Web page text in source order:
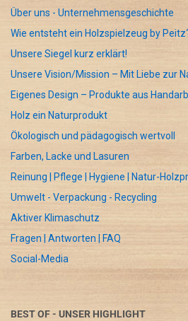
Über uns - Unternehmensgeschichte
Wie entsteht ein Holzspielzeug by
Unsere Siegel kurz erklärt!
Unsere Vision/Mission – Mit Liebe zur
Eigenes Design – Produkte aus
Holz ein Naturprodukt
Ökologisch und pädagogisch wertvoll
Farben, Lacke und Lasuren
Reinung | Pflege | Hygiene | Natur-
Umwelt - Verpackung - Recycling
Aktiver Klimaschutz
Fragen | Antworten | FAQ
Social-Media
BEST OF - UNSER HIGHLIGHT